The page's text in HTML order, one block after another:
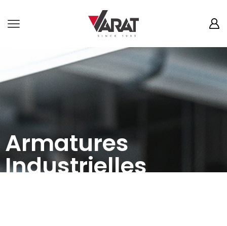
Armatures
Industrielles